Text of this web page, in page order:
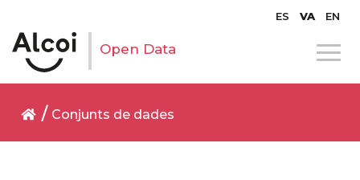
ES VA EN
Open Data
Conjunts de dades